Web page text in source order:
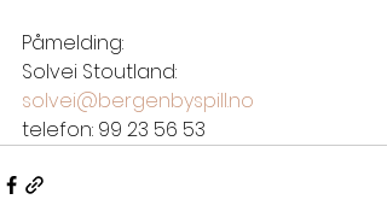
Påmelding:
Solvei Stoutland:
solvei@bergenbyspill.no
telefon: 99 23 56 53